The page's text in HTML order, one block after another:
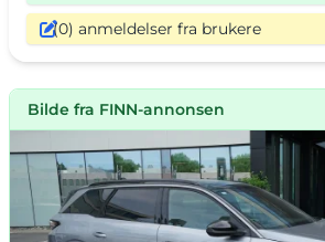
(0) anmeldelser fra brukere
Bilde fra FINN-annonsen